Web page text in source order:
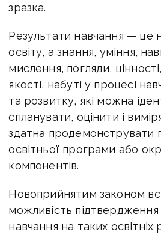
зразка.
Результати навчання — це
освіту, а знання, уміння,
мислення, погляди,
якості, набуті у процесі
та розвитку, які можна
спланувати, оцінити і
здатна продемонструвати
освітньої програми або
компонентів.
Новоприйнятим законом
можливість підтвердження
навчання на таких освітніх